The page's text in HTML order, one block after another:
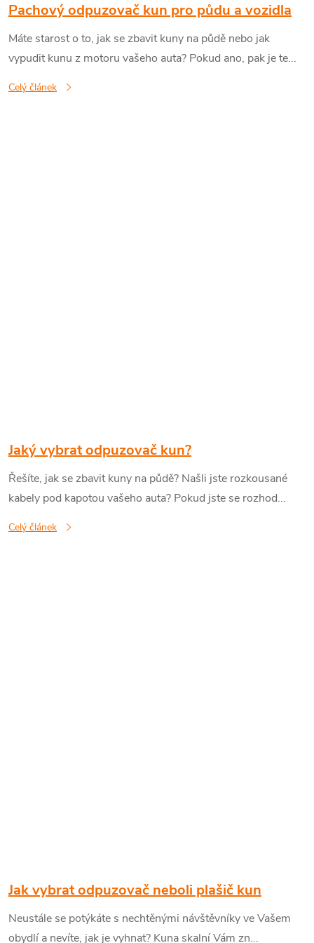
Pachový odpuzovač kun pro půdu a vozidla
Máte starost o to, jak se zbavit kuny na půdě nebo jak
vypudit kunu z motoru vašeho auta? Pokud ano, pak je te...
Celý článek
Jaký vybrat odpuzovač kun?
Řešíte, jak se zbavit kuny na půdě? Našli jste rozkousané
kabely pod kapotou vašeho auta? Pokud jste se rozhod...
Celý článek
Jak vybrat odpuzovač neboli plašič kun
Neustále se potýkáte s nechtěnými návštěvníky ve Vašem
obydlí a nevíte, jak je vyhnat? Kuna skalní Vám zn...